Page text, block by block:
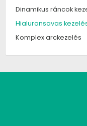
Dinamikus ráncok
Hialuronsavas
Komplex arckezelés